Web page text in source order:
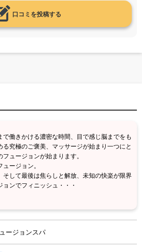
口コミを投稿する
働きかける濃密な時間、目で感じ脳までをも
究極のご褒美、マッサージが始まり一つにと
ュージョンが始まります。
ージョン。
して最後は焦らしと解放、未知の快楽が限界
ンでフィニッシュ・・・
ージョンスパ